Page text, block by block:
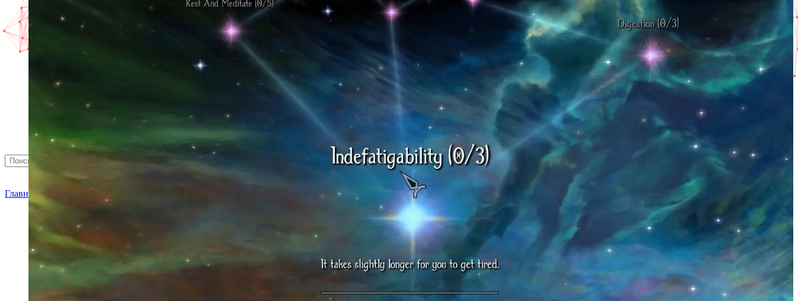
<-- Цвет для элементов
Цвет текста в блоках
Прозрачность фона:
0.4
Сбросить оформление
Найти
Главная » » Vader Immortal — игра VR на Star Wars